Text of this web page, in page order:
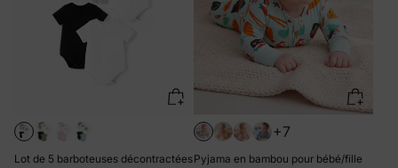
Lot de 5 barboteuses décontractées
+7
Pyjama en bambou pour bébé/fille